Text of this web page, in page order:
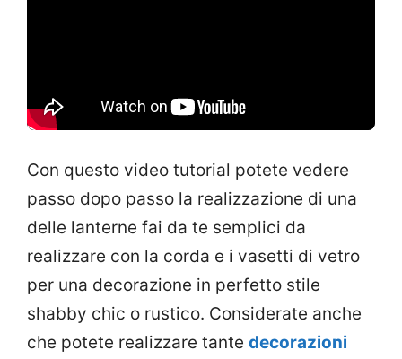
Con questo video tutorial potete vedere
passo dopo passo la realizzazione di una
delle lanterne fai da te semplici da
realizzare con la corda e i vasetti di vetro
per una decorazione in perfetto stile
shabby chic o rustico. Considerate anche
che potete realizzare tante decorazioni